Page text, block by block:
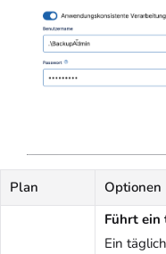
Plan Optionen
Führt ein
Ein